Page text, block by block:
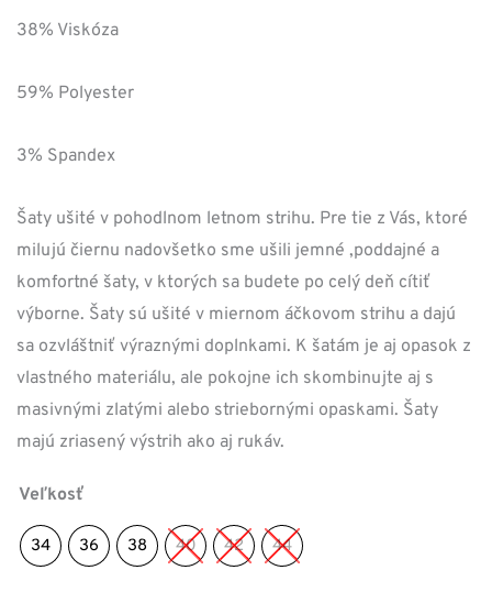
38% Viskóza
59% Polyester
3% Spandex
Šaty ušité v pohodlnom letnom strihu. Pre tie z Vás, ktoré
milujú čiernu nadovšetko sme ušili jemné ,poddajné a
komfortné šaty, v ktorých sa budete po celý deň cítiť
výborne. Šaty sú ušité v miernom áčkovom strihu a dajú
sa ozvláštniť výraznými doplnkami. K šatám je aj opasok z
vlastného materiálu, ale pokojne ich skombinujte aj s
masivnými zlatými alebo striebornými opaskami. Šaty
majú zriasený výstrih ako aj rukáv.
Veľkosť
34 36 38 40 42 44